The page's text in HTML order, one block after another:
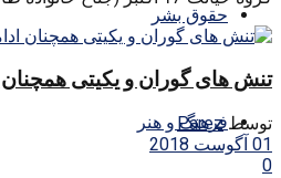
حقوق بشر
فرهنگ و هنر
تنش های گوران و یکیتی همچنان
توسط Parez
01 آگوست 2018
0